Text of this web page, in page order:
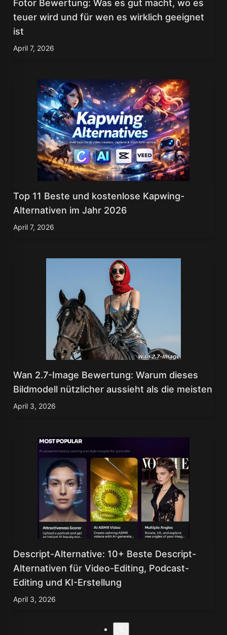
Fotor Bewertung: Was es gut macht, wo es
teuer wird und für wen es wirklich geeignet
ist
April 7, 2026
Top 11 Beste und kostenlose Kapwing-
Alternativen im Jahr 2026
April 7, 2026
Wan 2.7-Image Bewertung: Warum dieses
Bildmodell nützlicher aussieht als die meisten
April 3, 2026
Descript-Alternative: 10+ Beste Descript-
Alternativen für Video-Editing, Podcast-
Editing und KI-Erstellung
April 3, 2026